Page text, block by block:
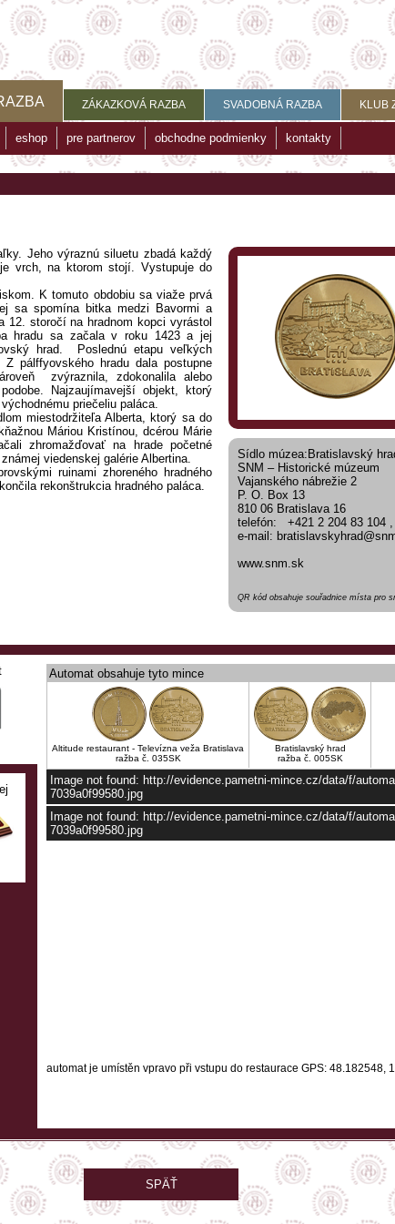
ZÁKAZKOVÁ RAZBA SVADOBNÁ RAZBA KLUB
eshop pre partnerov obchodne podmienky kontakty
Sídlo múzea:Bratislavský
SNM – Historické múzeum
Vajanského nábrežie 2
P. O. Box 13
810 06 Bratislava 16
telefón: +421 2 204 83 104 ,
e-mail:
www.snm.sk
QR kód obsahuje souřadnice místa pro
Jeho výraznú siluetu zbadá každý
vrch, na ktorom stojí. Vystupuje do
K tomuto obdobiu sa viaže prvá
sa spomína bitka medzi Bavormi a
12. storočí na hradnom kopci vyrástol
hradu sa začala v roku 1423 a jej
hrad. Poslednú etapu veľkých
pálffyovského hradu dala postupne
zvýraznila, zdokonalila alebo
Najzaujímavejší objekt, ktorý
priečeliu paláca.
miestodržiteľa Alberta, ktorý sa do
Máriou Kristínou, dcérou Márie
zhromažďovať na hrade početné
viedenskej galérie Albertina.
ruinami zhoreného hradného
rekonštrukcia hradného paláca.
Automat obsahuje tyto mince
Altitude restaurant - Televízna veža Bratislava
ražba č. 035SK
Bratislavský hrad
ražba č. 005SK
Image not found: http://evidence.pametni-mince.cz/data/f/
7039a0f99580.jpg
Image not found: http://evidence.pametni-mince.cz/data/f/
7039a0f99580.jpg
automat je umístěn vpravo při vstupu do restaurace GPS: 48.182548,
SPÄŤ